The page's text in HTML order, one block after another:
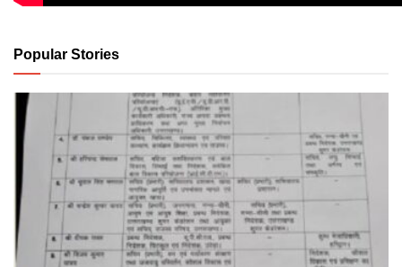
Popular Stories